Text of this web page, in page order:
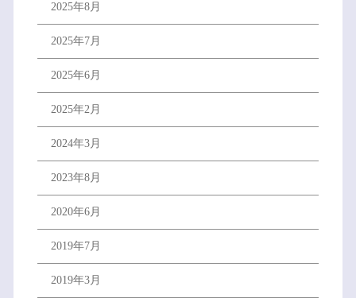
2025年8月
2025年7月
2025年6月
2025年2月
2024年3月
2023年8月
2020年6月
2019年7月
2019年3月